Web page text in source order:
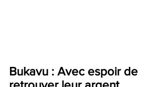
Bukavu : Avec espoir de